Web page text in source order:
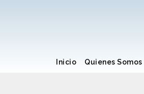
Inicio Quienes Somos